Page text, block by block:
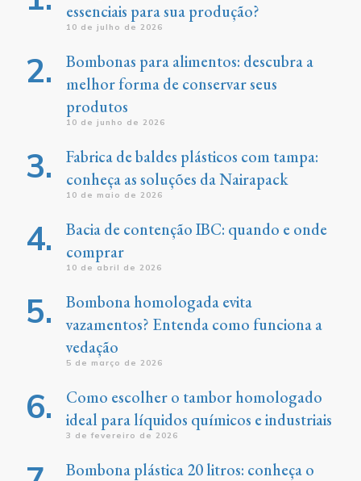
essenciais para sua produção?
10 de julho de 2026
Bombonas para alimentos: descubra a
melhor forma de conservar seus
produtos
10 de junho de 2026
Fabrica de baldes plásticos com tampa:
conheça as soluções da Nairapack
10 de maio de 2026
Bacia de contenção IBC: quando e onde
comprar
10 de abril de 2026
Bombona homologada evita
vazamentos? Entenda como funciona a
vedação
5 de março de 2026
Como escolher o tambor homologado
ideal para líquidos químicos e industriais
3 de fevereiro de 2026
Bombona plástica 20 litros: conheça o